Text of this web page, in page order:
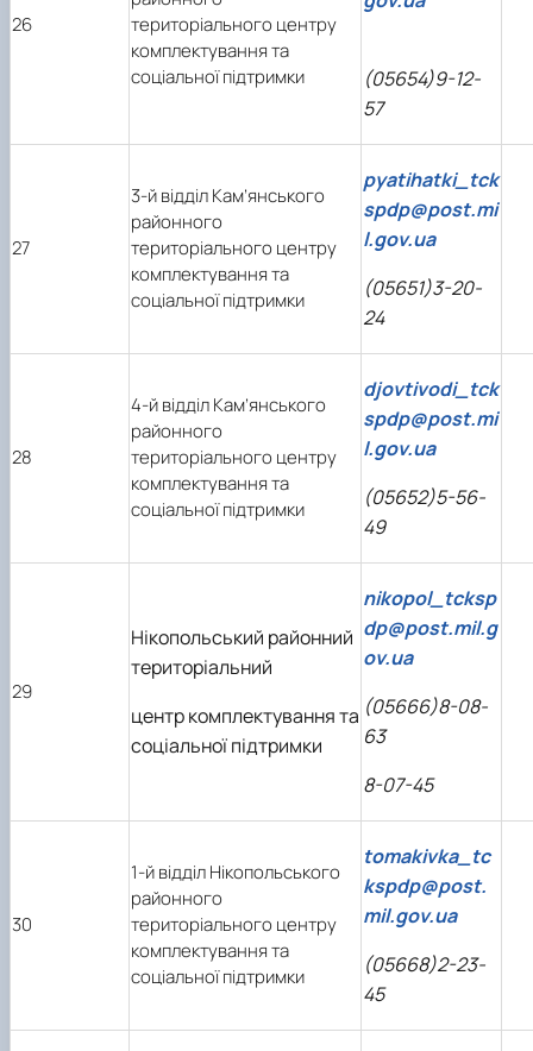
26
територіального центру
комплектування та
соціальної підтримки
(05654)9-12-
57
27
3-й відділ Кам’янського
районного
територіального центру
комплектування та
соціальної підтримки
pyatihatki_tck
spdp@post.mi
l.gov.ua
(05651)3-20-
24
28
4-й відділ Кам’янського
районного
територіального центру
комплектування та
соціальної підтримки
djovtivodi_tck
spdp@post.mi
l.gov.ua
(05652)5-56-
49
29
Нікопольський районний
територіальний
центр комплектування та
соціальної підтримки
nikopol_tcksp
dp@post.mil.g
ov.ua
(05666)8-08-
63
8-07-45
30
1-й відділ Нікопольського
районного
територіального центру
комплектування та
соціальної підтримки
tomakivka_tc
kspdp@post.
mil.gov.ua
(05668)2-23-
45